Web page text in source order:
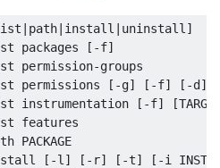
packages [-f]
permission-groups
permissions [-g] [-f] [-d]
instrumentation [-f]
features
PACKAGE
[-l] [-r] [-t] [-i